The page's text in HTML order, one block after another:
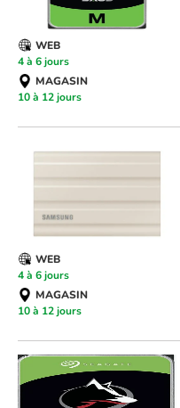
WEB
4 à 6 jours
MAGASIN
10 à 12 jours
WEB
4 à 6 jours
MAGASIN
10 à 12 jours